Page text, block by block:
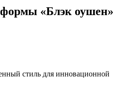
«Блэк оушен»
стиль для инновационной